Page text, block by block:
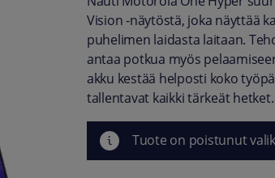
Vision -näytöstä, joka näyttää
puhelimen laidasta laitaan.
antaa potkua myös
akku kestää helposti koko
tallentavat kaikki tärkeät hetket.
Tuote on poistunut